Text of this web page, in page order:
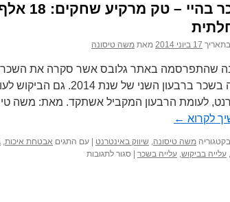
השכר
17 ביוני 2014 מאת משה טיסונה
שהתפרסמה באתר גלובס אשר סקרה את השכר
מתונה בשכר ברבעון
לעומת הרבעון המקביל אשתקד. מאת: משה
לקרוא ←
משה טיסונה, שיווק באינטרנט עם התגים אבטחת איכות,
, עלייה בביקוש, עלייה בשכר סגור לתגובותעל